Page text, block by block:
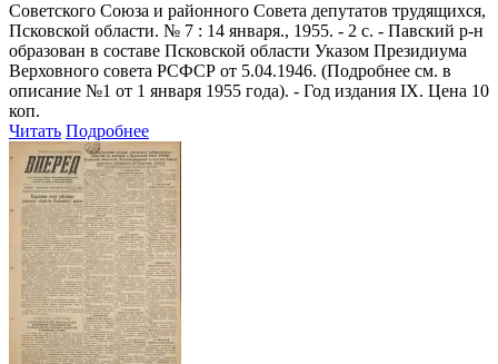
Советского Союза и районного Совета депутатов трудящихся,
Псковской области. № 7 : 14 января., 1955. - 2 с. - Павский р-н
образован в составе Псковской области Указом Президиума
Верховного совета РСФСР от 5.04.1946. (Подробнее см. в
описание №1 от 1 января 1955 года). - Год издания IX. Цена 10
коп.
Читать Подробнее